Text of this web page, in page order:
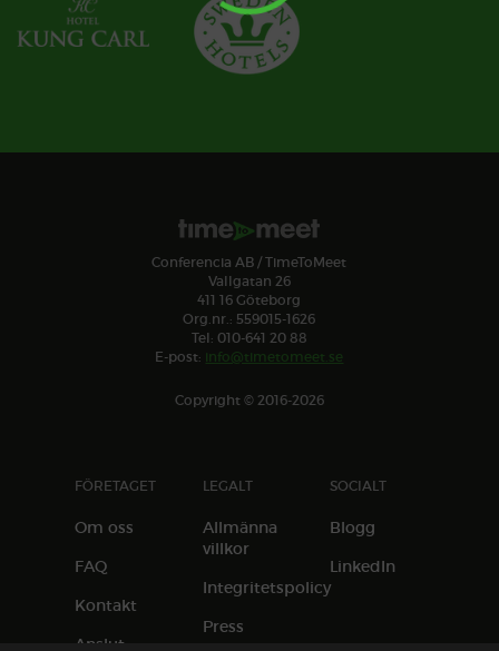
Conferencia AB / TimeToMeet
Vallgatan 26
411 16 Göteborg
Org.nr.: 559015-1626
Tel: 010-641 20 88
E-post: info@timetomeet.se
Copyright © 2016-2026
FÖRETAGET
Om oss
FAQ
Kontakt
Anslut
LEGALT
Allmänna
villkor
Integritetspolicy
Press
SOCIALT
Blogg
LinkedIn